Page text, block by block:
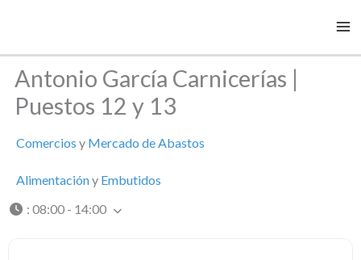
contenido
Antonio García Carnicerías |
Puestos 12 y 13
Comercios y Mercado de Abastos
Alimentacióny Embutidos
: 08:00 - 14:00